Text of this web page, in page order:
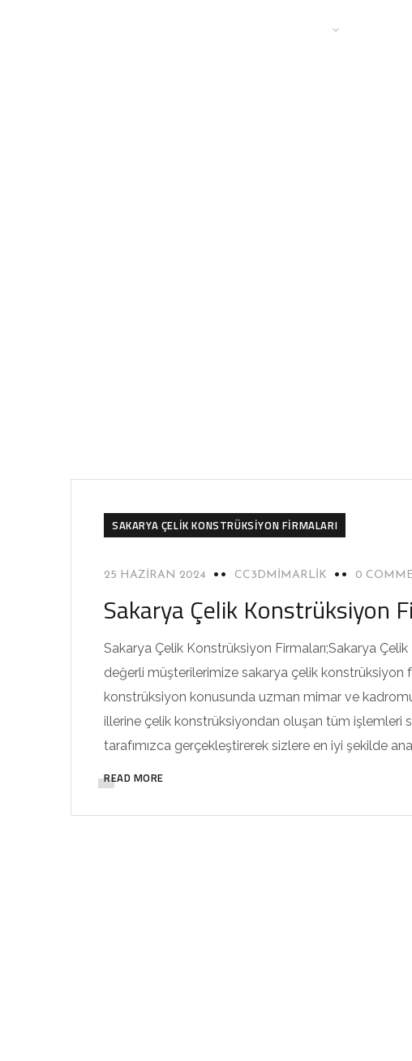
SAKARYA ÇELIK KONSTRÜKSIYON FIRMALARI
25 HAZIRAN 2024 CC3DMIMARLIK 0
Sakarya Çelik Konstrüksiyon
Sakarya Çelik Konstrüksiyon Firmaları;Sakarya
değerli müşterilerimize sakarya çelik konstrüksiyon
konstrüksiyon konusunda uzman mimar ve
illerine çelik konstrüksiyondan oluşan tüm işlemleri
tarafımızca gerçekleştirerek sizlere en iyi şekilde
READ MORE